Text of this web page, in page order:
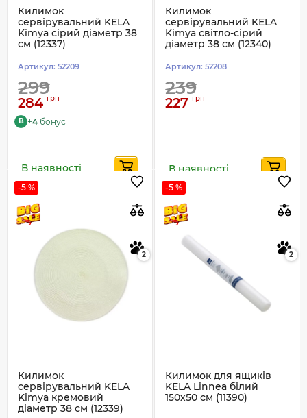
Килимок
сервірувальний KELA
Kimya сірий діаметр 38
см (12337)
Артикул: 52209
299
284 грн
B +4 бонус
В наявності
Килимок
сервірувальний KELA
Kimya світло-сірий
діаметр 38 см (12340)
Артикул: 52208
239
227 грн
В наявності
-5 %
2
Килимок
сервірувальний KELA
Kimya кремовий
діаметр 38 см (12339)
-5 %
2
Килимок для ящиків
KELA Linnea білий
150х50 см (11390)